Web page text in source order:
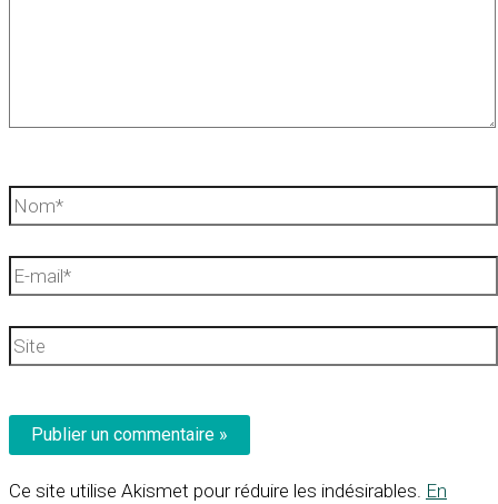
Nom*
E-
Site
Ce site utilise Akismet pour réduire les indésirables. En